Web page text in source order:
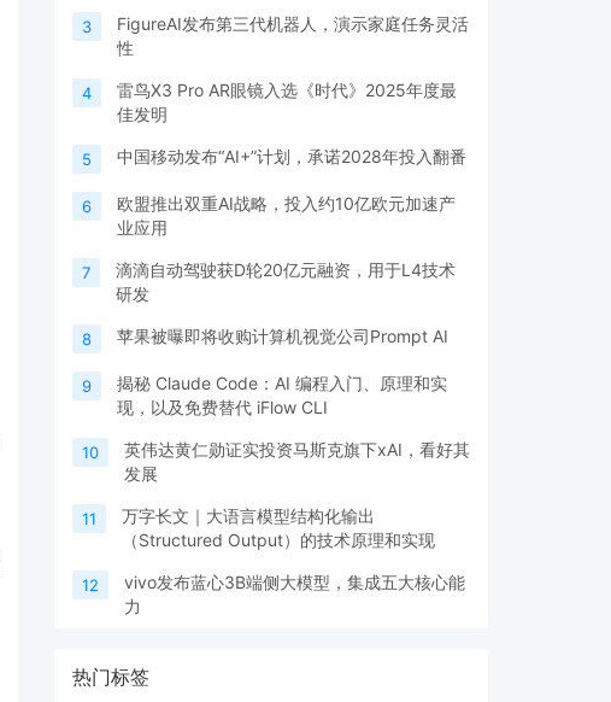
3
FigureAI发布第三代机器人，演示家庭任务灵活
性
4
雷鸟X3 Pro AR眼镜入选《时代》2025年度最
佳发明
5 中国移动发布“AI+”计划，承诺2028年投入翻番
6
欧盟推出双重AI战略，投入约10亿欧元加速产
业应用
7
滴滴自动驾驶获D轮20亿元融资，用于L4技术
研发
8 苹果被曝即将收购计算机视觉公司Prompt AI
9
揭秘 Claude Code：AI 编程入门、原理和实
现，以及免费替代 iFlow CLI
10
英伟达黄仁勋证实投资马斯克旗下xAI，看好其
发展
11
万字长文｜大语言模型结构化输出
（Structured Output）的技术原理和实现
12
vivo发布蓝心3B端侧大模型，集成五大核心能
力
热门标签